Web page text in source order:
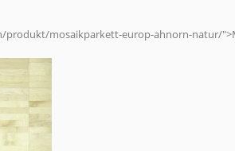
produkt/mosaikparkett-europ-ahnorn-natur/